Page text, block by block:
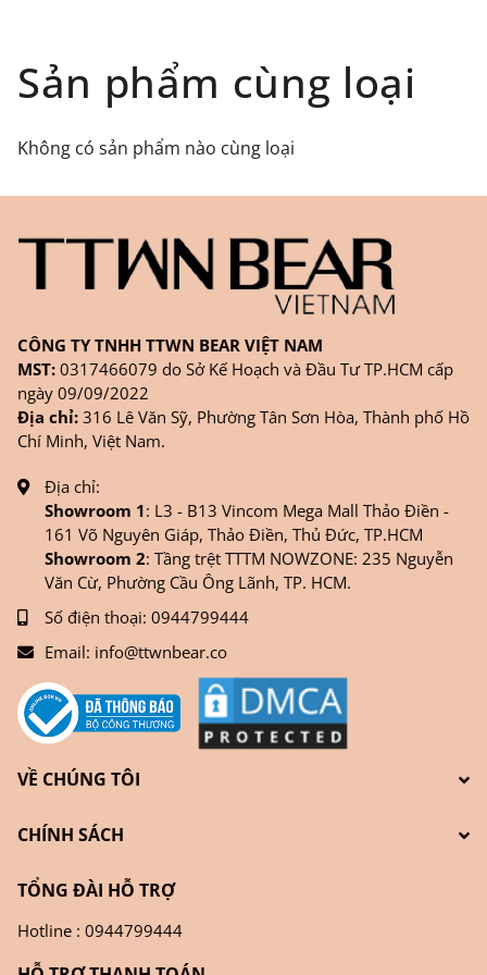
Đối tượng áp dụng: Khách hàng đặt
hàng ONLINE trên trangWEBSITE/
FANPAGE/ZALO/
Thời gian nhận hàng: Đối với đơn hàng Online tại
TPHCM, sản phẩm sẽ được giao sớm nhất là 1
ngày sau khi đặt.
Sản phẩm cùng loại
Không có sản phẩm nào cùng loại
CÔNG TY TNHH TTWN BEAR VIỆT NAM
MST: 0317466079 do Sở Kế Hoạch và Đầu Tư TP.HCM cấp
ngày 09/09/2022
Địa chỉ: 316 Lê Văn Sỹ, Phường Tân Sơn Hòa, Thành phố Hồ
Chí Minh, Việt Nam.
Địa chỉ:
Showroom 1: L3 - B13 Vincom Mega Mall Thảo Điền -
161 Võ Nguyên Giáp, Thảo Điền, Thủ Đức, TP.HCM
Showroom 2: Tầng trệt TTTM NOWZONE: 235 Nguyễn
Văn Cừ, Phường Cầu Ông Lãnh, TP. HCM.
Số điện thoại: 0944799444
Email: info@ttwnbear.co
VỀ CHÚNG TÔI
CHÍNH SÁCH
TỔNG ĐÀI HỖ TRỢ
Hotline : 0944799444